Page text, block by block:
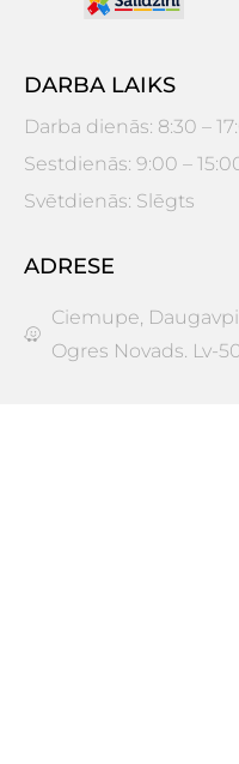
DARBA LAIKS
Darba dienās: 8:30 –
Sestdienās: 9:00 –
Svētdienās: Slēgts
ADRESE
Ciemupe,
Ogres Novads. Lv-